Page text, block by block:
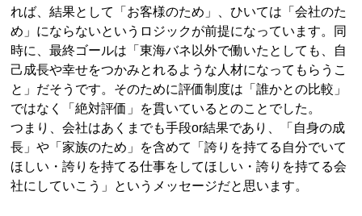
れば、結果として「お客様のため」、ひいては「会社のた
め」にならないというロジックが前提になっています。同
時に、最終ゴールは「東海バネ以外で働いたとしても、自
己成長や幸せをつかみとれるような人材になってもらうこ
と」だそうです。そのために評価制度は「誰かとの比較」
ではなく「絶対評価」を貫いているとのことでした。
つまり、会社はあくまでも手段or結果であり、「自身の成
長」や「家族のため」を含めて「誇りを持てる自分でいて
ほしい・誇りを持てる仕事をしてほしい・誇りを持てる会
社にしていこう」というメッセージだと思います。